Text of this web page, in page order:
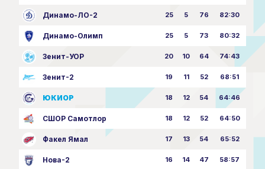
Динамо-ЛО-2 25 5 76 82:30
Динамо-Олимп 25 5 73 80:32
Зенит-УОР 20 10 64 74:43
Зенит-2 19 11 52 68:51
ЮКИОР 18 12 54 64:46
СШОР Самотлор 18 12 52 64:50
Факел Ямал 17 13 54 65:52
Нова-2 16 14 47 58:57